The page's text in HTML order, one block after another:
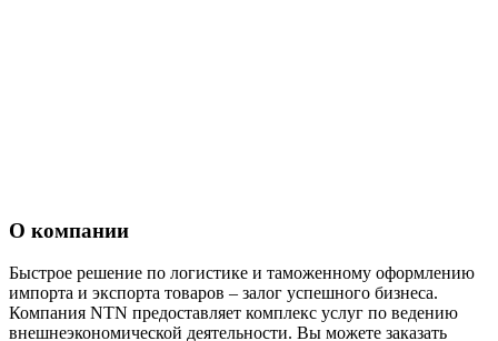
О компании
Быстрое решение по логистике и таможенному оформлению
импорта и экспорта товаров – залог успешного бизнеса.
Компания NTN предоставляет комплекс услуг по ведению
внешнеэкономической деятельности. Вы можете заказать